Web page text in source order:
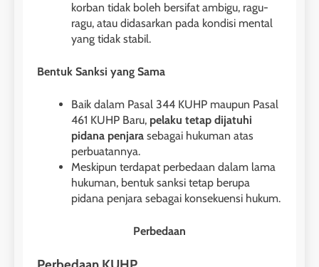
korban tidak boleh bersifat ambigu, ragu-
ragu, atau didasarkan pada kondisi mental
yang tidak stabil.
Bentuk Sanksi yang Sama
Baik dalam Pasal 344 KUHP maupun Pasal
461 KUHP Baru, pelaku tetap dijatuhi
pidana penjara sebagai hukuman atas
perbuatannya.
Meskipun terdapat perbedaan dalam lama
hukuman, bentuk sanksi tetap berupa
pidana penjara sebagai konsekuensi hukum.
Perbedaan